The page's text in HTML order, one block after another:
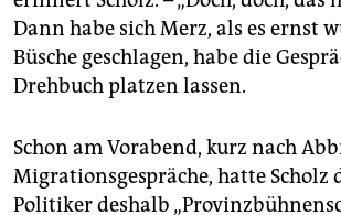
Dann habe sich Merz, als es ernst
Büsche geschlagen, habe die
Drehbuch platzen lassen.
Schon am Vorabend, kurz nach
Migrationsgespräche, hatte Scholz
Politiker deshalb